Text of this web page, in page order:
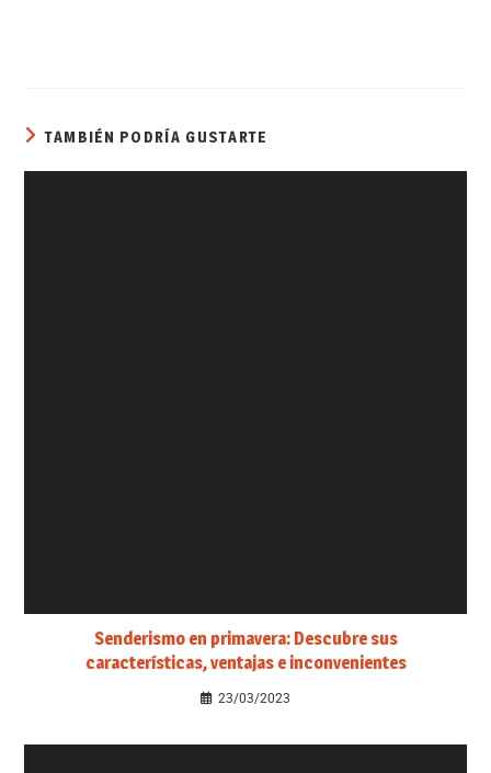
TAMBIÉN PODRÍA GUSTARTE
Senderismo en primavera: Descubre sus
características, ventajas e inconvenientes
23/03/2023